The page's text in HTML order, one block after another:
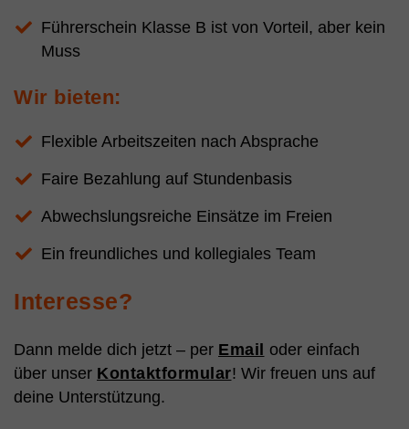
Führerschein Klasse B ist von Vorteil, aber kein
Muss
Wir bieten:
Flexible Arbeitszeiten nach Absprache
Faire Bezahlung auf Stundenbasis
Abwechslungsreiche Einsätze im Freien
Ein freundliches und kollegiales Team
Interesse?
Dann melde dich jetzt – per Email oder einfach
über unser Kontaktformular! Wir freuen uns auf
deine Unterstützung.